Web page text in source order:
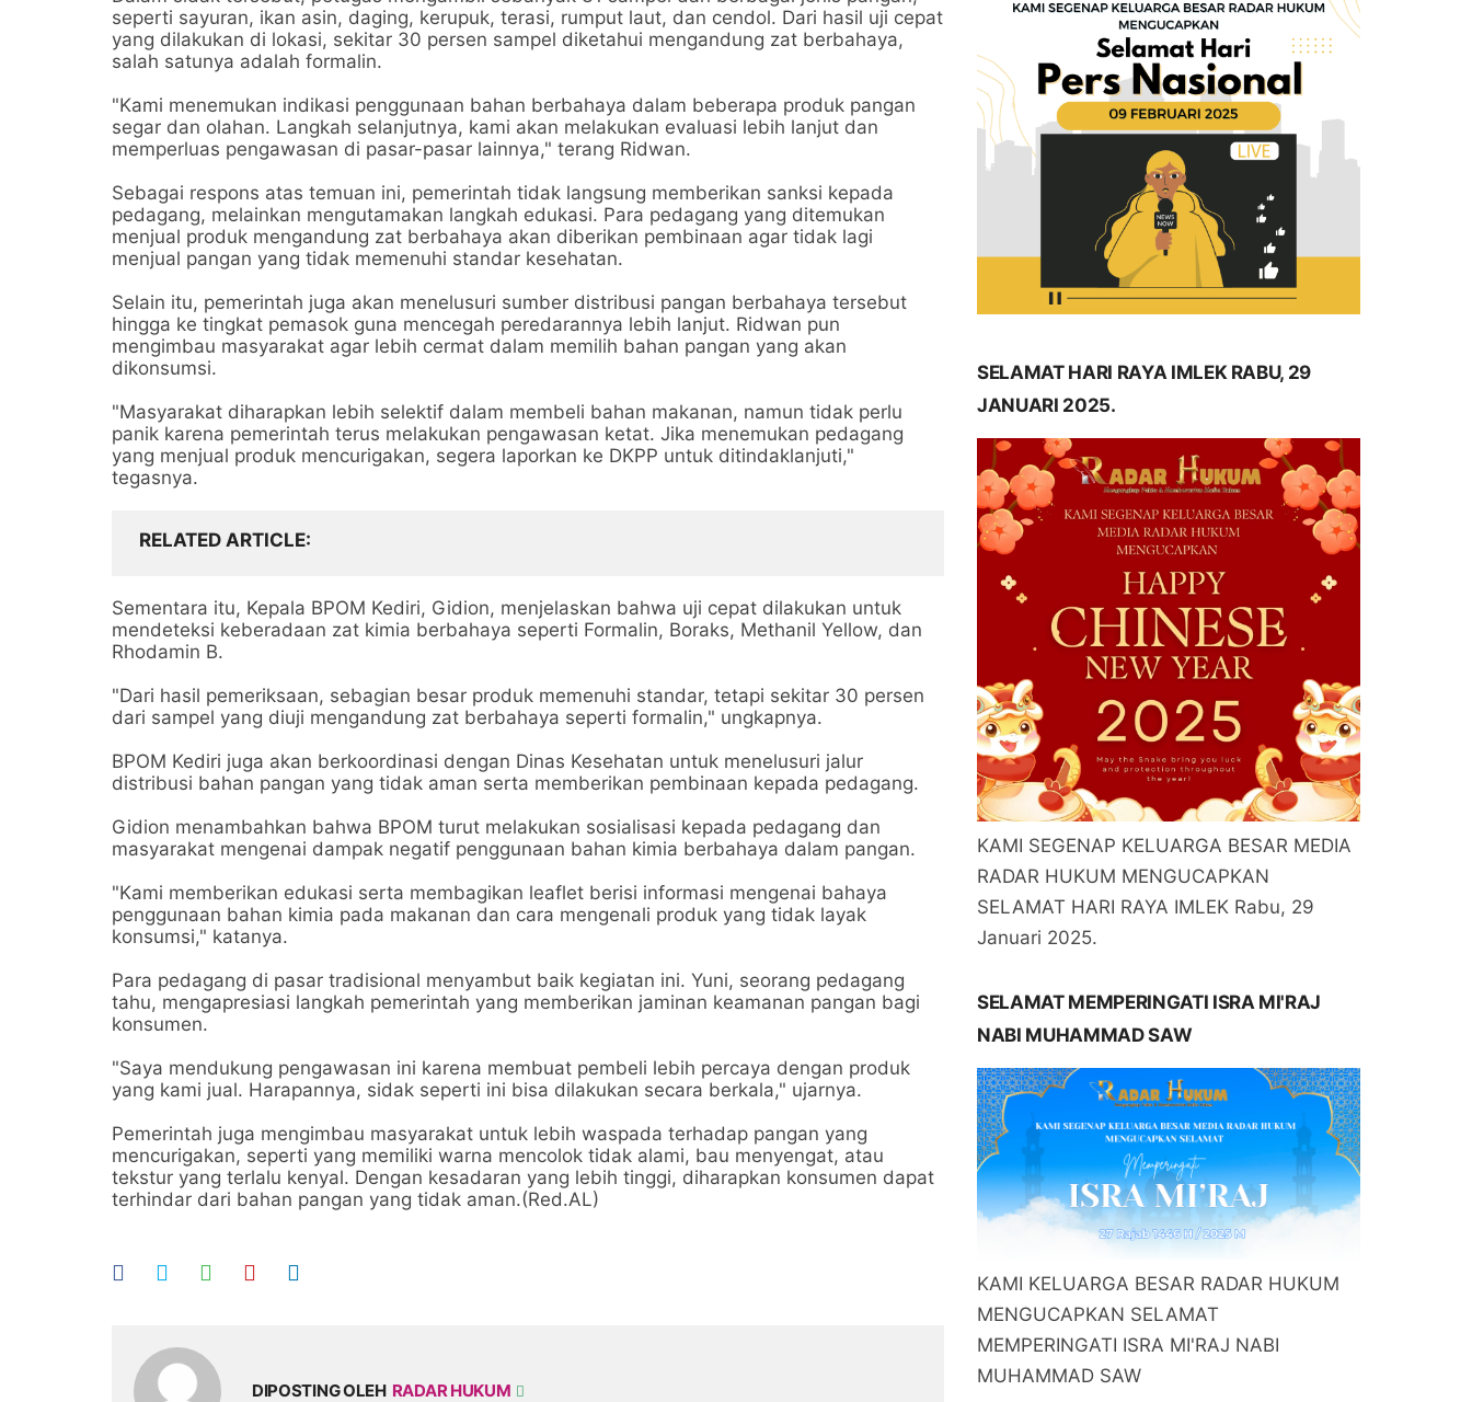
seperti sayuran, ikan asin, daging, kerupuk, terasi, rumput laut, dan cendol. Dari hasil uji cepat
yang dilakukan di lokasi, sekitar 30 persen sampel diketahui mengandung zat berbahaya,
salah satunya adalah formalin.
"Kami menemukan indikasi penggunaan bahan berbahaya dalam beberapa produk pangan
segar dan olahan. Langkah selanjutnya, kami akan melakukan evaluasi lebih lanjut dan
memperluas pengawasan di pasar-pasar lainnya," terang Ridwan.
Sebagai respons atas temuan ini, pemerintah tidak langsung memberikan sanksi kepada
pedagang, melainkan mengutamakan langkah edukasi. Para pedagang yang ditemukan
menjual produk mengandung zat berbahaya akan diberikan pembinaan agar tidak lagi
menjual pangan yang tidak memenuhi standar kesehatan.
Selain itu, pemerintah juga akan menelusuri sumber distribusi pangan berbahaya tersebut
hingga ke tingkat pemasok guna mencegah peredarannya lebih lanjut. Ridwan pun
mengimbau masyarakat agar lebih cermat dalam memilih bahan pangan yang akan
dikonsumsi.
"Masyarakat diharapkan lebih selektif dalam membeli bahan makanan, namun tidak perlu
panik karena pemerintah terus melakukan pengawasan ketat. Jika menemukan pedagang
yang menjual produk mencurigakan, segera laporkan ke DKPP untuk ditindaklanjuti,"
tegasnya.
RELATED ARTICLE
Sementara itu, Kepala BPOM Kediri, Gidion, menjelaskan bahwa uji cepat dilakukan untuk
mendeteksi keberadaan zat kimia berbahaya seperti Formalin, Boraks, Methanil Yellow, dan
Rhodamin B.
"Dari hasil pemeriksaan, sebagian besar produk memenuhi standar, tetapi sekitar 30 persen
dari sampel yang diuji mengandung zat berbahaya seperti formalin," ungkapnya.
BPOM Kediri juga akan berkoordinasi dengan Dinas Kesehatan untuk menelusuri jalur
distribusi bahan pangan yang tidak aman serta memberikan pembinaan kepada pedagang.
Gidion menambahkan bahwa BPOM turut melakukan sosialisasi kepada pedagang dan
masyarakat mengenai dampak negatif penggunaan bahan kimia berbahaya dalam pangan.
"Kami memberikan edukasi serta membagikan leaflet berisi informasi mengenai bahaya
penggunaan bahan kimia pada makanan dan cara mengenali produk yang tidak layak
konsumsi," katanya.
Para pedagang di pasar tradisional menyambut baik kegiatan ini. Yuni, seorang pedagang
tahu, mengapresiasi langkah pemerintah yang memberikan jaminan keamanan pangan bagi
konsumen.
"Saya mendukung pengawasan ini karena membuat pembeli lebih percaya dengan produk
yang kami jual. Harapannya, sidak seperti ini bisa dilakukan secara berkala," ujarnya.
Pemerintah juga mengimbau masyarakat untuk lebih waspada terhadap pangan yang
mencurigakan, seperti yang memiliki warna mencolok tidak alami, bau menyengat, atau
tekstur yang terlalu kenyal. Dengan kesadaran yang lebih tinggi, diharapkan konsumen dapat
terhindar dari bahan pangan yang tidak aman.(Red.AL)
DIPOSTING OLEH RADAR HUKUM
SELAMAT HARI RAYA IMLEK RABU, 29
JANUARI 2025.
KAMI SEGENAP KELUARGA BESAR MEDIA
RADAR HUKUM MENGUCAPKAN
SELAMAT HARI RAYA IMLEK Rabu, 29
Januari 2025.
SELAMAT MEMPERINGATI ISRA MI'RAJ
NABI MUHAMMAD SAW
KAMI KELUARGA BESAR RADAR HUKUM
MENGUCAPKAN SELAMAT
MEMPERINGATI ISRA MI'RAJ NABI
MUHAMMAD SAW